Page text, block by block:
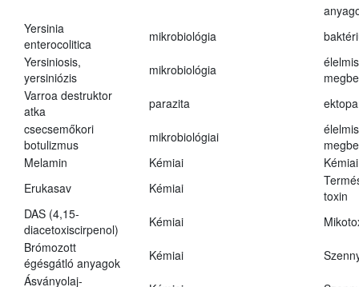
Yersinia
enterocolitica
mikrobiológia
Yersiniosis,
yersiniózis
mikrobiológia
Varroa destruktor
atka
parazita
csecsemőkori
botulizmus
mikrobiológiai
Melamin
Kémiai
Kémiai
Erukasav
Kémiai
toxin
DAS (4,15-
diacetoxiscirpenol)
Kémiai
Brómozott
égésgátló anyagok
Kémiai
Ásványolaj-